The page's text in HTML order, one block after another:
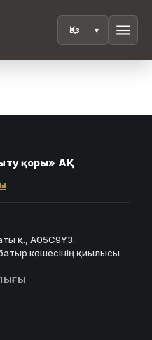
menu
қоры» АҚ
қ., A05C9Y3.
көшесінің қиылысы